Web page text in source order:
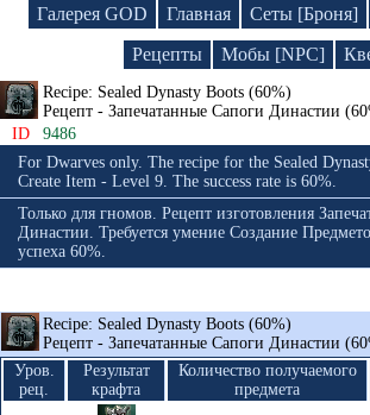
Галерея GOD Главная Сеты [Броня]
Рецепты
Мобы [NPC]
Recipe: Sealed Dynasty Boots (60%)
Рецепт - Запечатанные Сапоги Династии
ID
9486
For Dwarves only. The recipe for the Sealed
Create Item - Level 9. The success rate is 60%.
Только для гномов. Рецепт изготовления
Династии. Требуется умение Создание
успеха 60%.
Recipe: Sealed Dynasty Boots (60%)
Рецепт - Запечатанные Сапоги Династии
Уров.
рец.
Результат
крафта
Количество получаемого
предмета